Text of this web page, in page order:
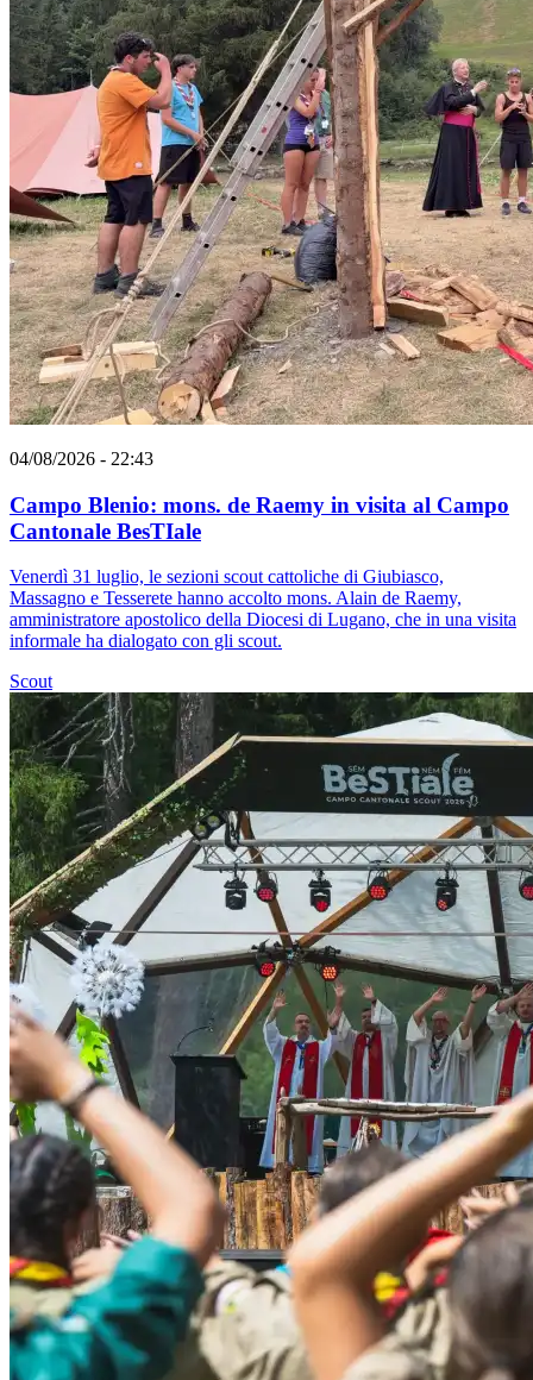
04/08/2026 - 22:43
Campo Blenio: mons. de Raemy in visita al Campo
Cantonale BesTIale
Venerdì 31 luglio, le sezioni scout cattoliche di Giubiasco,
Massagno e Tesserete hanno accolto mons. Alain de Raemy,
amministratore apostolico della Diocesi di Lugano, che in una visita
informale ha dialogato con gli scout.
Scout